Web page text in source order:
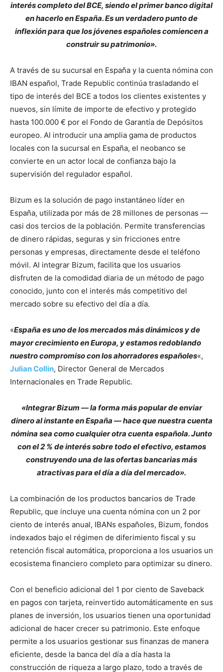
interés completo del BCE, siendo el primer banco digital
en hacerlo en España. Es un verdadero punto de
inflexión para que los jóvenes españoles comiencen a
construir su patrimonio».
A través de su sucursal en España y la cuenta nómina con
IBAN español, Trade Republic continúa trasladando el
tipo de interés del BCE a todos los clientes existentes y
nuevos, sin límite de importe de efectivo y protegido
hasta 100.000 € por el Fondo de Garantía de Depósitos
europeo. Al introducir una amplia gama de productos
locales con la sucursal en España, el neobanco se
convierte en un actor local de confianza bajo la
supervisión del regulador español.
Bizum es la solución de pago instantáneo líder en
España, utilizada por más de 28 millones de personas —
casi dos tercios de la población. Permite transferencias
de dinero rápidas, seguras y sin fricciones entre
personas y empresas, directamente desde el teléfono
móvil. Al integrar Bizum, facilita que los usuarios
disfruten de la comodidad diaria de un método de pago
conocido, junto con el interés más competitivo del
mercado sobre su efectivo del día a día.
«España es uno de los mercados más dinámicos y de
mayor crecimiento en Europa, y estamos redoblando
nuestro compromiso con los ahorradores españoles«,
Julian Collin, Director General de Mercados
Internacionales en Trade Republic.
«Integrar Bizum — la forma más popular de enviar
dinero al instante en España — hace que nuestra cuenta
nómina sea como cualquier otra cuenta española. Junto
con el 2 % de interés sobre todo el efectivo, estamos
construyendo una de las ofertas bancarias más
atractivas para el día a día del mercado».
La combinación de los productos bancarios de Trade
Republic, que incluye una cuenta nómina con un 2 por
ciento de interés anual, IBANs españoles, Bizum, fondos
indexados bajo el régimen de diferimiento fiscal y su
retención fiscal automática, proporciona a los usuarios un
ecosistema financiero completo para optimizar su dinero.
Con el beneficio adicional del 1 por ciento de Saveback
en pagos con tarjeta, reinvertido automáticamente en sus
planes de inversión, los usuarios tienen una oportunidad
adicional de hacer crecer su patrimonio. Este enfoque
permite a los usuarios gestionar sus finanzas de manera
eficiente, desde la banca del día a día hasta la
construcción de riqueza a largo plazo, todo a través de